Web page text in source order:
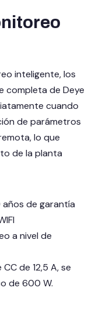
inteligente, los
completa de Deye
cuando
de parámetros
lo que
de la planta
de garantía
a nivel de
de 12,5 A, se
de 600 W.